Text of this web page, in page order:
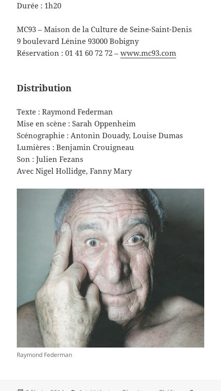
Durée : 1h20
MC93 – Maison de la Culture de Seine-Saint-Denis
9 boulevard Lénine 93000 Bobigny
Réservation : 01 41 60 72 72 –www.mc93.com
Distribution
Texte : Raymond Federman
Mise en scène : Sarah Oppenheim
Scénographie : Antonin Douady, Louise Dumas
Lumières : Benjamin Crouigneau
Son : Julien Fezans
Avec Nigel Hollidge, Fanny Mary
Raymond Federman